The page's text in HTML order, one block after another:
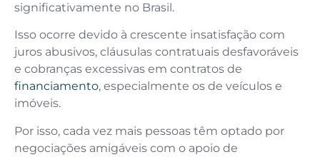
significativamente no Brasil.
Isso ocorre devido à crescente insatisfação com
juros abusivos, cláusulas contratuais desfavoráveis
e cobranças excessivas em contratos de
financiamento, especialmente os de veículos e
imóveis.
Por isso, cada vez mais pessoas têm optado por
negociações amigáveis com o apoio de